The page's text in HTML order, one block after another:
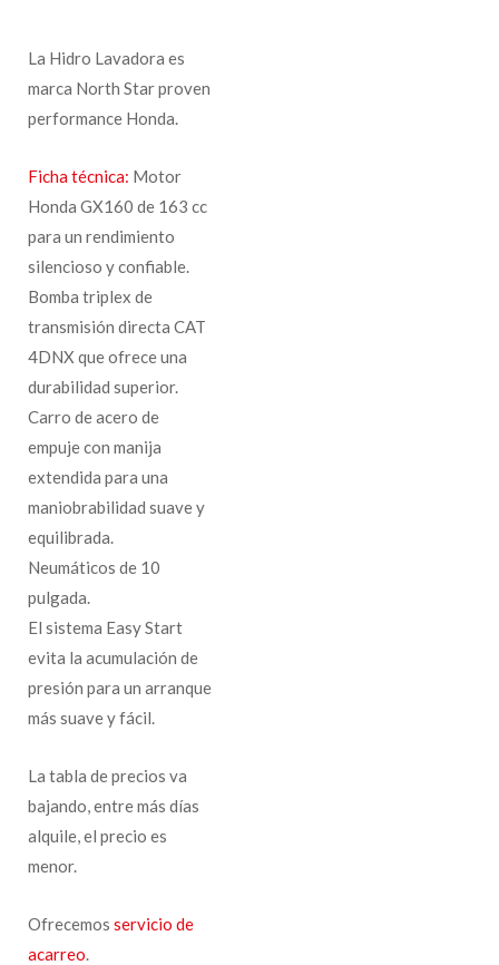
La Hidro Lavadora es
marca North Star proven
performance Honda.
Ficha técnica: Motor
Honda GX160 de 163 cc
para un rendimiento
silencioso y confiable.
Bomba triplex de
transmisión directa CAT
4DNX que ofrece una
durabilidad superior.
Carro de acero de
empuje con manija
extendida para una
maniobrabilidad suave y
equilibrada.
Neumáticos de 10
pulgada.
El sistema Easy Start
evita la acumulación de
presión para un arranque
más suave y fácil.
La tabla de precios va
bajando, entre más días
alquile, el precio es
menor.
Ofrecemos servicio de
acarreo.